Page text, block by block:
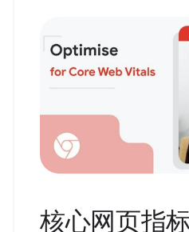
核心网页指